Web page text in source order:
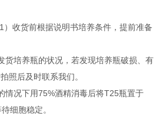
）收货前根据说明书培养条件，提前准备
货培养瓶的状况，若发现培养瓶破损、有
照后及时联系我们。
情况下用75%酒精消毒后将T25瓶置于
细胞稳定。